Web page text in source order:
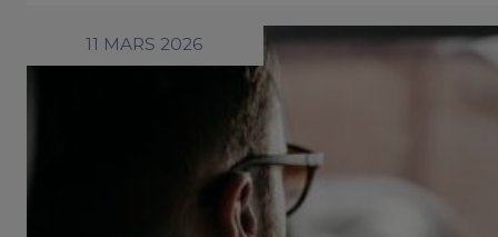
11 MARS 2026